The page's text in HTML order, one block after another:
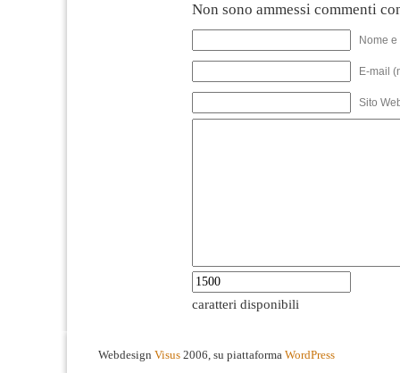
Non sono ammessi commenti
Nome
E-mail
Sito
caratteri disponibili
Webdesign Visus 2006, su piattaforma WordPress